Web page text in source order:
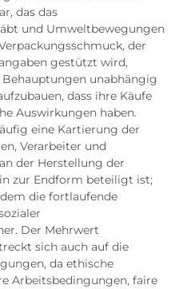
das das
und Umweltbewegungen
der
gestützt wird,
unabhängig
dass ihre Käufe
Auswirkungen haben.
eine Kartierung der
Verarbeiter und
der Herstellung der
zur Endform beteiligt ist;
die fortlaufende
Der Mehrwert
sich auch auf die
da ethische
Arbeitsbedingungen, faire